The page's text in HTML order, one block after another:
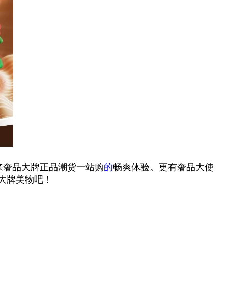
品大牌正品潮货一站购的畅爽体验。更有奢品大使
牌美物吧！